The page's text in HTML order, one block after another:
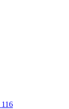
116